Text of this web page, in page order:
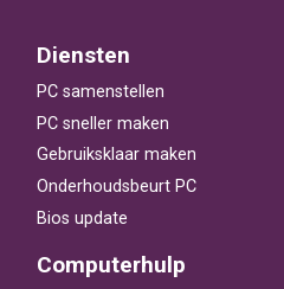
Diensten
PC samenstellen
PC sneller maken
Gebruiksklaar maken
Onderhoudsbeurt PC
Bios update
Computerhulp